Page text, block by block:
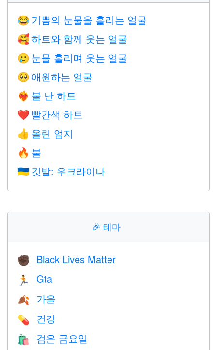
😂 기쁨의 눈물을 흘리는 얼굴
🥰 하트와 함께 웃는 얼굴
🥲 눈물 흘리며 웃는 얼굴
🥺 애원하는 얼굴
❤️‍🔥 불 난 하트
❤️ 빨간색 하트
👍 올린 엄지
🔥 불
🇺🇦 깃발: 우크라이나
🎉 테마
✊🏿 Black Lives Matter
🏃 Gta
🍂 가을
💊 건강
🛍 검은 금요일